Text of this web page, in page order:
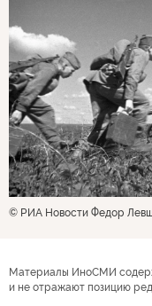
© РИА Новости Федор
Материалы ИноСМИ
и не отражают позицию